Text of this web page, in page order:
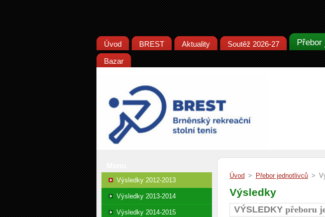
Úvod BREST Aktuality Soutěž 2026-27 Přebor
Bazar
Výsledky 2012-2013
Výsledky 2013-2014
Výsledky 2014-2015
Úvod > Přebor jednotlivců >
Výsledky
VÝSLEDKY přeboru